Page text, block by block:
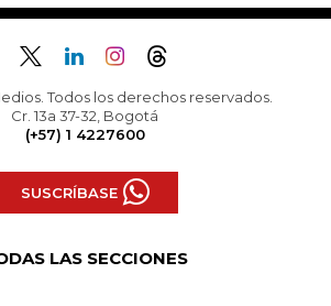
Todos los derechos reservados.
Cr. 13a 37-32, Bogotá
(+57) 1 4227600
SUSCRÍBASE
LAS SECCIONES